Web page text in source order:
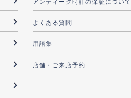
よくある質問
用語集
店舗・ご来店予約